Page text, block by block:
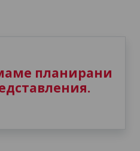
планирани